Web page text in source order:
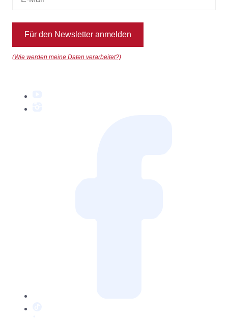
Für den Newsletter anmelden
(Wie werden meine Daten verarbeitet?)